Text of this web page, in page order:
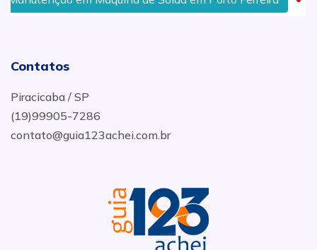
Contatos
Piracicaba / SP
(19)99905-7286
contato@guia123achei.com.br